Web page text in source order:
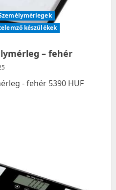
készülékek
– fehér
- fehér 5390 HUF